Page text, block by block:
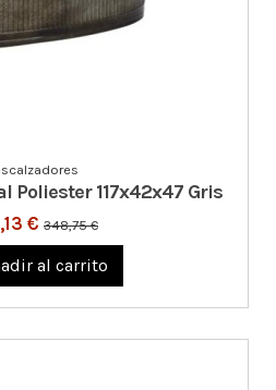
Poliester 117x42x47 Gris
€ 348,75 €
al carrito